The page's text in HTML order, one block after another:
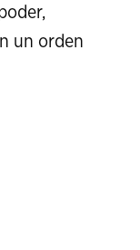
un orden